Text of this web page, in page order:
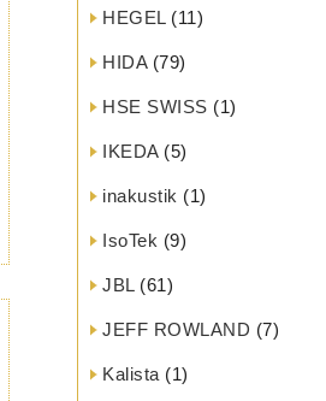
HEGEL(11)
HIDA(79)
HSE SWISS (1)
IKEDA(5)
inakustik (1)
IsoTek (9)
JBL(61)
JEFF ROWLAND (7)
Kalista (1)